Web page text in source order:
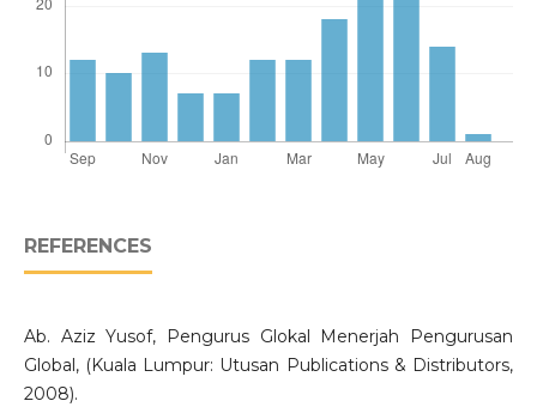
REFERENCES
Ab. Aziz Yusof, Pengurus Glokal Menerjah Pengurusan
Global, (Kuala Lumpur: Utusan Publications & Distributors,
2008).